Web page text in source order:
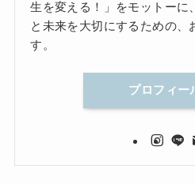
生を変える！」をモットーに
と未来を大切にするための、
す。
プロフィー